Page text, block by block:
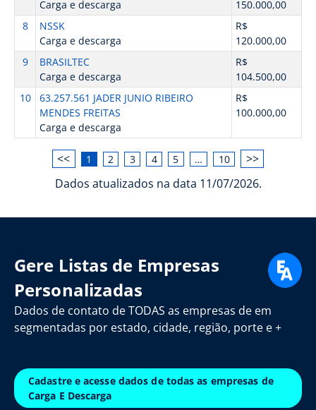
Carga e descarga
150.000,00
8
NSSK
Carga e descarga
R$
120.000,00
9
BRASILTEC
Carga e descarga
R$
104.500,00
10
63.257.561 JADER JUNIO RIBEIRO
MENDES FREITAS
Carga e descarga
R$
100.000,00
<< 1 2 3 4 5 … 10
>>
Dados atualizados na data 11/07/2026.
Gere Listas de Empresas
Personalizadas
Dados de contato de TODAS as empresas de em
segmentadas por estado, cidade, região, porte e +
Cadastre e acesse dados de todas as empresas de
Carga E Descarga